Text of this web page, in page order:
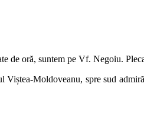
de oră, suntem pe Vf. Negoiu.
Moldoveanu, spre sud